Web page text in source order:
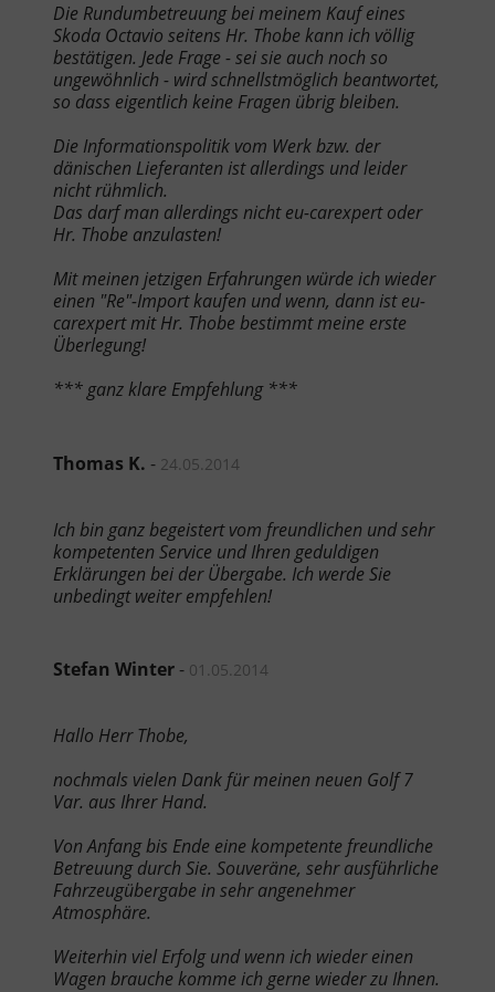
Die Rundumbetreuung bei meinem Kauf eines
Skoda Octavio seitens Hr. Thobe kann ich völlig
bestätigen. Jede Frage - sei sie auch noch so
ungewöhnlich - wird schnellstmöglich beantwortet,
so dass eigentlich keine Fragen übrig bleiben.
Die Informationspolitik vom Werk bzw. der
dänischen Lieferanten ist allerdings und leider
nicht rühmlich.
Das darf man allerdings nicht eu-carexpert oder
Hr. Thobe anzulasten!
Mit meinen jetzigen Erfahrungen würde ich wieder
einen "Re"-Import kaufen und wenn, dann ist eu-
carexpert mit Hr. Thobe bestimmt meine erste
Überlegung!
*** ganz klare Empfehlung ***
Thomas K. - 24.05.2014
Ich bin ganz begeistert vom freundlichen und sehr
kompetenten Service und Ihren geduldigen
Erklärungen bei der Übergabe. Ich werde Sie
unbedingt weiter empfehlen!
Stefan Winter - 01.05.2014
Hallo Herr Thobe,
nochmals vielen Dank für meinen neuen Golf 7
Var. aus Ihrer Hand.
Von Anfang bis Ende eine kompetente freundliche
Betreuung durch Sie. Souveräne, sehr ausführliche
Fahrzeugübergabe in sehr angenehmer
Atmosphäre.
Weiterhin viel Erfolg und wenn ich wieder einen
Wagen brauche komme ich gerne wieder zu Ihnen.